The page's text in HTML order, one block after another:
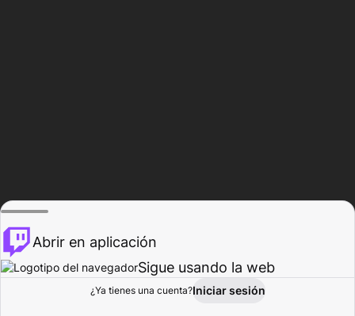
Explorar Actividad
Abrir en aplicación
Sigue usando la web
¿Ya tienes una cuenta?Iniciar sesión